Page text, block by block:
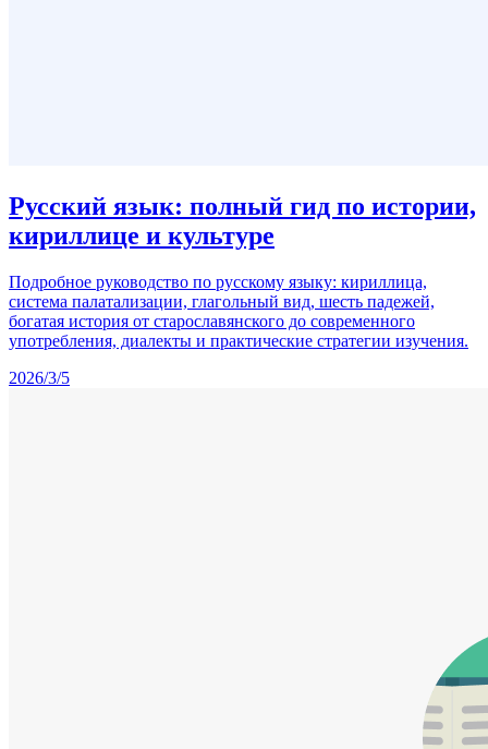
Русский язык: полный гид по истории,
кириллице и культуре
Подробное руководство по русскому языку: кириллица,
система палатализации, глагольный вид, шесть падежей,
богатая история от старославянского до современного
употребления, диалекты и практические стратегии изучения.
2026/3/5